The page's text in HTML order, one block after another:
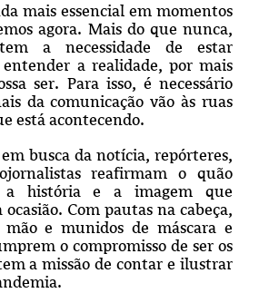
mais essencial em momentos
agora. Mais do que nunca,
a necessidade de estar
a realidade, por mais
ser. Para isso, é necessário
da comunicação vão às ruas
está acontecendo.
busca da notícia, repórteres,
reafirmam o quão
a história e a imagem que
Com pautas na cabeça,
e munidos de máscara e
o compromisso de ser os
a missão de contar e ilustrar